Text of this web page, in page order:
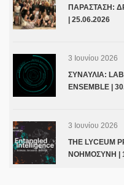
ΠΑΡΑΣΤΑΣΗ:
| 25.06.2026
3 Ιουνίου 2026
ΣΥΝΑΥΛΙΑ:
ENSEMBLE |
3 Ιουνίου 2026
THE LYCEUM
ΝΟΗΜΟΣΥΝΗ |